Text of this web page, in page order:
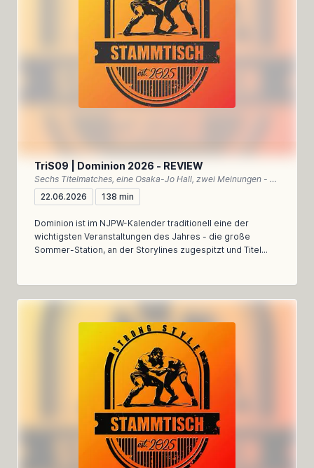
TriS09 | Dominion 2026 - REVIEW
Sechs Titelmatches, eine Osaka-Jo Hall, zwei Meinungen - unser Rückblick auf Dominion 2026
22.06.2026
138 min
Dominion ist im NJPW-Kalender traditionell eine der
wichtigsten Veranstaltungen des Jahres - die große
Sommer-Station, an der Storylines zugespitzt und Titel...